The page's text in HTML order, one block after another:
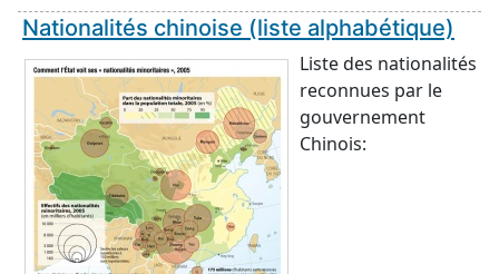
Nationalités chinoise (liste alphabétique)
Liste des nationalités
reconnues par le
gouvernement
Chinois: